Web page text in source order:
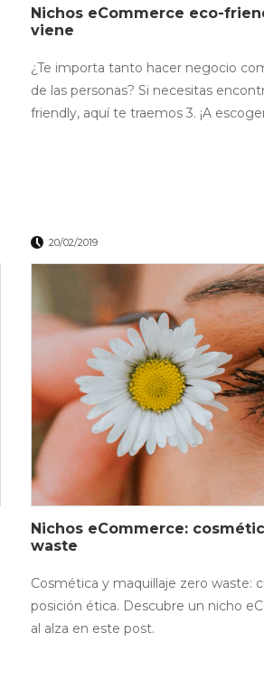
Nichos eCommerce eco-
viene
¿Te importa tanto hacer negocio
de las personas? Si necesitas
friendly, aquí te traemos 3. ¡A
20/02/2019
Nichos eCommerce:
waste
Cosmética y maquillaje zero waste:
posición ética. Descubre un nicho
al alza en este post.